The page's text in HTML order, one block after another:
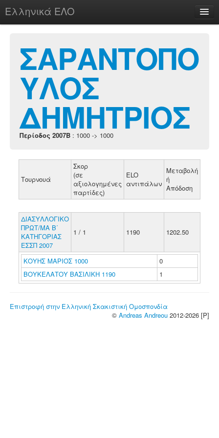
Ελληνικά ΕΛΟ
chesstu.be @ discord
ΣΑΡΑΝΤΟΠΟ
ΥΛΟΣ
ΔΗΜΗΤΡΙΟΣ
Περίοδος 2007B : 1000 -> 1000
Τουρνουά
Σκορ
(σε
αξιολογημένες
παρτίδες)
ELO
αντιπάλων
Μεταβολή
ή
Απόδοση
ΔΙΑΣΥΛΛΟΓΙΚΟ
ΠΡΩΤ/ΜΑ Β΄
ΚΑΤΗΓΟΡΙΑΣ
ΕΣΣΠ 2007
1 / 1 1190 1202.50
ΚΟΥΗΣ ΜΑΡΙΟΣ 1000
0
ΒΟΥΚΕΛΑΤΟΥ ΒΑΣΙΛΙΚΗ 1190
1
Επιστροφή στην Ελληνική Σκακιστική Ομοσπονδία
© Andreas Andreou 2012-2026 [P]